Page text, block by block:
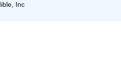
Inc